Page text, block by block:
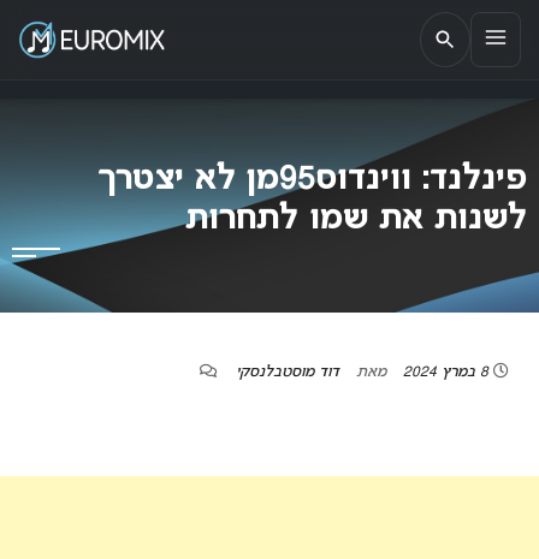
EUROMIX
אתר הבית של האירוויזיון בישראל
פינלנד: ווינדוס95מן לא יצטרך
לשנות את שמו לתחרות
8 במרץ 2024 מאת דוד מוסטבלנסקי